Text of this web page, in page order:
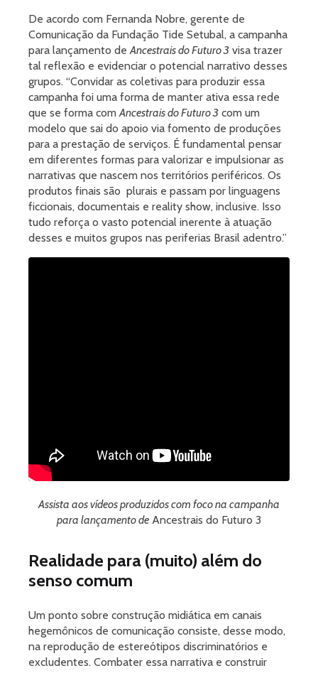
De acordo com Fernanda Nobre, gerente de
Comunicação da Fundação Tide Setubal, a campanha
para lançamento deAncestrais do Futuro 3 visa trazer
tal reflexão e evidenciar o potencial narrativo desses
grupos. “Convidar as coletivas para produzir essa
campanha foi uma forma de manter ativa essa rede
que se forma comAncestrais do Futuro 3 com um
modelo que sai do apoio via fomento de produções
para a prestação de serviços. É fundamental pensar
em diferentes formas para valorizar e impulsionar as
narrativas que nascem nos territórios periféricos. Os
produtos finais são plurais e passam por linguagens
ficcionais, documentais e reality show, inclusive. Isso
tudo reforça o vasto potencial inerente à atuação
desses e muitos grupos nas periferias Brasil adentro.”
Assista aos vídeos produzidos com foco na campanha
para lançamento de Ancestrais do Futuro 3
Realidade para (muito) além do
senso comum
Um ponto sobre construção midiática em canais
hegemônicos de comunicação consiste, desse modo,
na reprodução de estereótipos discriminatórios e
excludentes. Combater essa narrativa e construir